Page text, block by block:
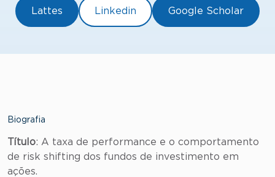
Lattes Linkedin Google Scholar
Biografia
Título: A taxa de performance e o comportamento
de risk shifting dos fundos de investimento em
ações.